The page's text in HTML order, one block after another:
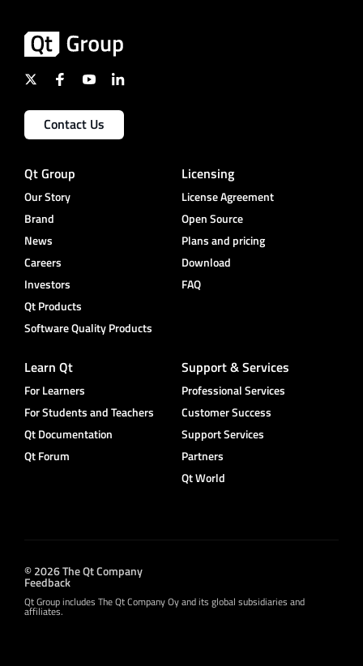
Contact Us
Qt Group
Our Story
Brand
News
Careers
Investors
Qt Products
Software Quality Products
Licensing
License Agreement
Open Source
Plans and pricing
Download
FAQ
Learn Qt
For Learners
For Students and Teachers
Qt Documentation
Qt Forum
Support & Services
Professional Services
Customer Success
Support Services
Partners
Qt World
© 2026 The Qt Company
Feedback
Qt Group includes The Qt Company Oy and its global subsidiaries and
affiliates.